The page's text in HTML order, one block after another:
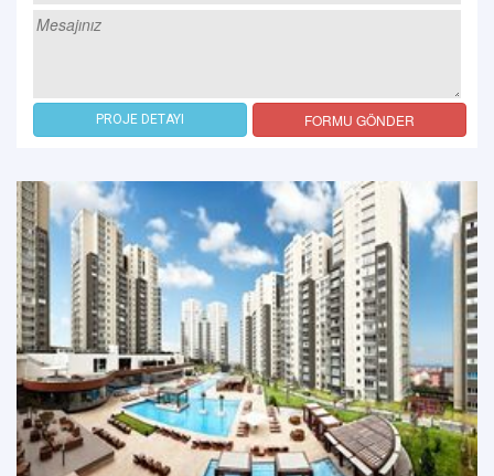
PROJE DETAYI FORMU GÖNDER